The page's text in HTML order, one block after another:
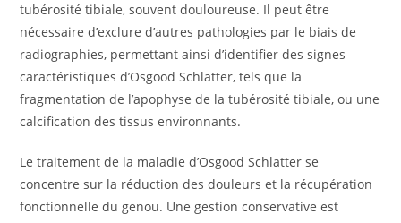
tubérosité tibiale, souvent douloureuse. Il peut être
nécessaire d’exclure d’autres pathologies par le biais de
radiographies, permettant ainsi d’identifier des signes
caractéristiques d’Osgood Schlatter, tels que la
fragmentation de l’apophyse de la tubérosité tibiale, ou une
calcification des tissus environnants.
Le traitement de la maladie d’Osgood Schlatter se
concentre sur la réduction des douleurs et la récupération
fonctionnelle du genou. Une gestion conservative est